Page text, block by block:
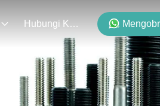
Hubungi Kami